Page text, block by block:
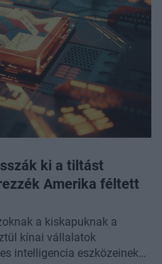
piac piacvezetőjével
.
ki a tiltást
Amerika féltett
a kiskapuknak a
kínai vállalatok
intelligencia eszközeinek